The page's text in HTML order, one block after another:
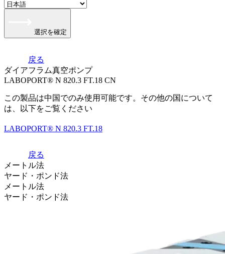
選択を確定
戻る
ダイアフラム真空ポンプ
LABOPORT® N 820.3 FT.18 CN
この製品は中国でのみ使用可能です。その他の国について
は、以下をご覧ください
LABOPORT® N 820.3 FT.18
戻る
メートル法
ヤード・ポンド法
メートル法
ヤード・ポンド法